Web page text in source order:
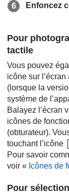
Enfoncez
Pour
tactile
Vous pouvez
icône sur
(lorsque la
système de
Balayez l’écran
icônes de
(obturateur).
touchant l’icône
Pour savoir
voir « Icônes de
Pour